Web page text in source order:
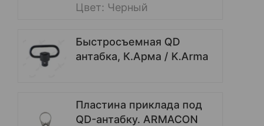
Цвет: Черный
Быстросъемная QD
антабка, К.Арма / K.Arma
Пластина приклада под
QD-антабку. ARMACON